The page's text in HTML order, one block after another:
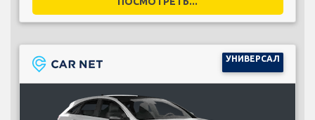
УНИВЕРСАЛ